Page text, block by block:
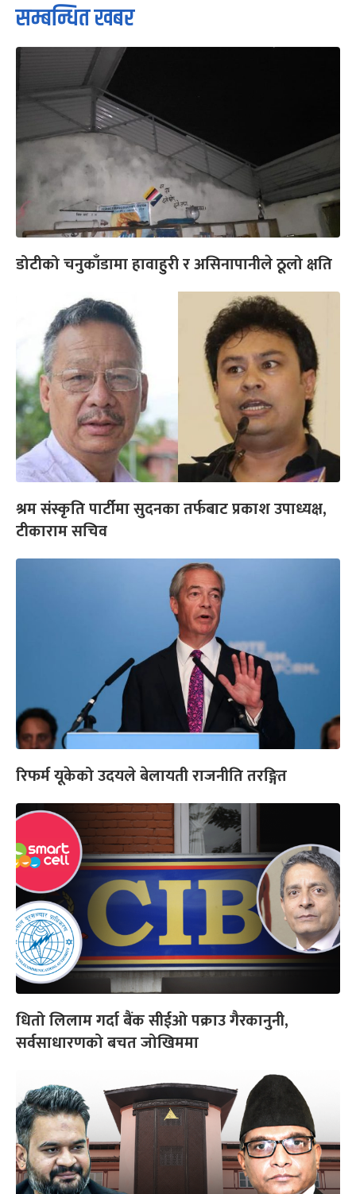
सम्बन्धित खबर
डोटीको चनुकाँडामा हावाहुरी र असिनापानीले ठूलो क्षति
श्रम संस्कृति पार्टीमा सुदनका तर्फबाट प्रकाश उपाध्यक्ष,
टीकाराम सचिव
रिफर्म यूकेको उदयले बेलायती राजनीति तरङ्गित
धितो लिलाम गर्दा बैंक सीईओ पक्राउ गैरकानुनी,
सर्वसाधारणको बचत जोखिममा